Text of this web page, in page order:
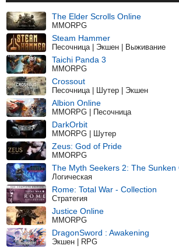
The Elder Scrolls Online
MMORPG
Steam Hammer
Песочница | Экшен | Выживание
Taichi Panda 3
MMORPG
Crossout
Песочница | Шутер | Экшен
Albion Online
MMORPG | Песочница
DarkOrbit
MMORPG | Шутер
Zeus: God of Pride
MMORPG
The Myth Seekers 2: The Sunken
Логическая
Rome: Total War - Collection
Стратегия
Justice Online
MMORPG
DragonSword : Awakening
Экшен | RPG